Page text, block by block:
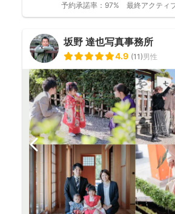
予約承諾率： 97% 最終アクティ
坂野 達也写真事務所
4.9 (11)男性